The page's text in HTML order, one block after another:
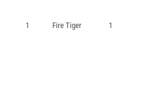
1 Fire Tiger 1